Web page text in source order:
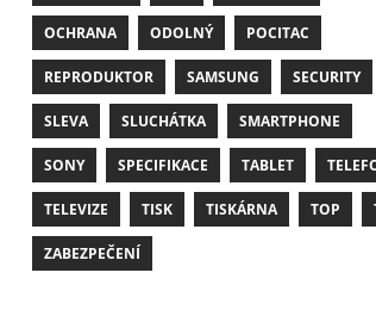
OCHRANA ODOLNÝ POCITAC
REPRODUKTOR SAMSUNG SECURITY
SLEVA SLUCHÁTKA SMARTPHONE
SONY SPECIFIKACE TABLET
TELEVIZE TISK TISKÁRNA TOP
ZABEZPEČENÍ